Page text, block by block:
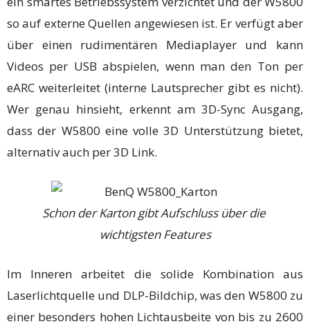
so auf externe Quellen angewiesen ist. Er verfügt aber
über einen rudimentären Mediaplayer und kann
Videos per USB abspielen, wenn man den Ton per
eARC weiterleitet (interne Lautsprecher gibt es nicht).
Wer genau hinsieht, erkennt am 3D-Sync Ausgang,
dass der W5800 eine volle 3D Unterstützung bietet,
alternativ auch per 3D Link.
Schon der Karton gibt Aufschluss über die
wichtigsten Features
Im Inneren arbeitet die solide Kombination aus
Laserlichtquelle und DLP-Bildchip, was den W5800 zu
einer besonders hohen Lichtausbeite von bis zu 2600